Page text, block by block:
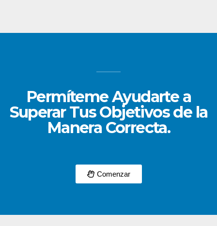
Permíteme Ayudarte a
Superar Tus Objetivos de la
Manera Correcta.
Comenzar